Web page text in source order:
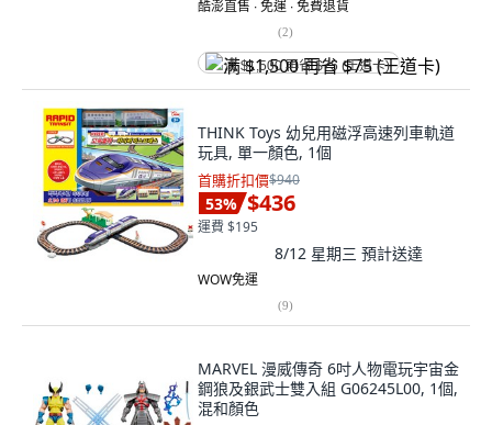
酷澎直售 ∙ 免運 ∙ 免費退貨
(2)
满 $1,500 再省 $75 (王道卡)
THINK Toys 幼兒用磁浮高速列車軌道
玩具, 單一顏色, 1個
首購折扣價$940
53% $436
運費 $195
8/12 星期三 預計送達
WOW免運
(9)
MARVEL 漫威傳奇 6吋人物電玩宇宙金
鋼狼及銀武士雙入組 G06245L00, 1個,
混和顏色